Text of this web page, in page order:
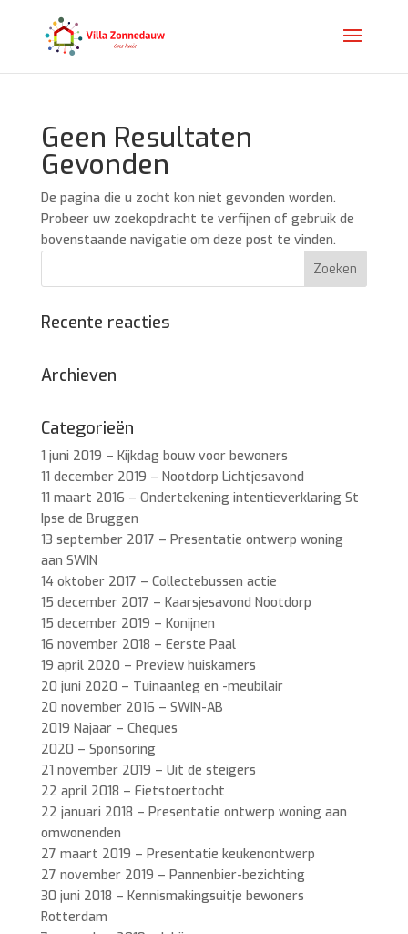
Geen Resultaten
Gevonden
De pagina die u zocht kon niet gevonden worden.
Probeer uw zoekopdracht te verfijnen of gebruik de
bovenstaande navigatie om deze post te vinden.
Recente reacties
Archieven
Categorieën
1 juni 2019 – Kijkdag bouw voor bewoners
11 december 2019 – Nootdorp Lichtjesavond
11 maart 2016 – Ondertekening intentieverklaring St
Ipse de Bruggen
13 september 2017 – Presentatie ontwerp woning
aan SWIN
14 oktober 2017 – Collectebussen actie
15 december 2017 – Kaarsjesavond Nootdorp
15 december 2019 – Konijnen
16 november 2018 – Eerste Paal
19 april 2020 – Preview huiskamers
20 juni 2020 – Tuinaanleg en -meubilair
20 november 2016 – SWIN-AB
2019 Najaar – Cheques
2020 – Sponsoring
21 november 2019 – Uit de steigers
22 april 2018 – Fietstoertocht
22 januari 2018 – Presentatie ontwerp woning aan
omwonenden
27 maart 2019 – Presentatie keukenontwerp
27 november 2019 – Pannenbier-bezichting
30 juni 2018 – Kennismakingsuitje bewoners
Rotterdam